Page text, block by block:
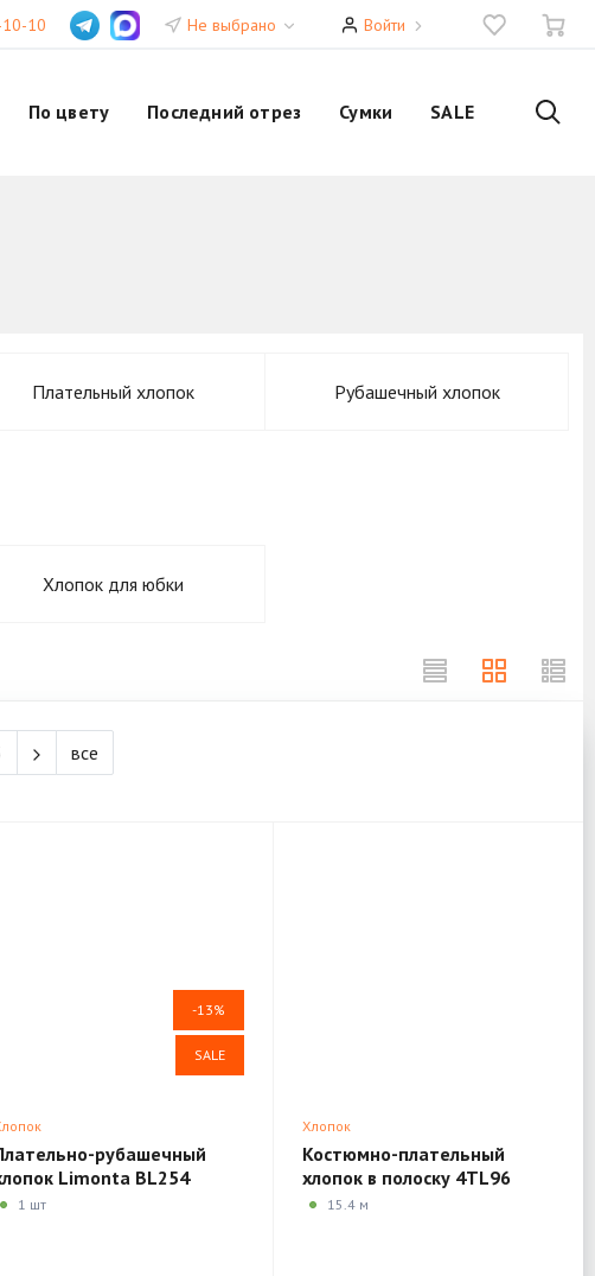
10 Не выбрано Войти
По цвету Последний отрез Сумки SALE
Плательный хлопок Рубашечный хлопок
Хлопок для юбки
все
-13%
SALE
рубашечный
Limonta BL254
1 шт
Хлопок
Костюмно-плательный
хлопок в полоску 4TL96
15.4 м